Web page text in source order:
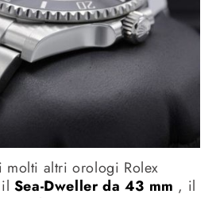
molti altri orologi Rolex
Sea-Dweller da 43 mm , il